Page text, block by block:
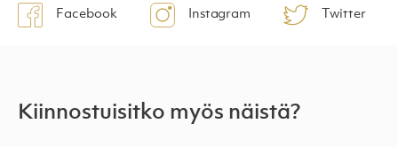
Facebook Instagram Twitter
Kiinnostuisitko myös näistä?